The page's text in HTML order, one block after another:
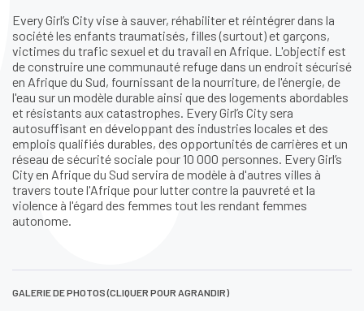
Every Girl’s City vise à sauver, réhabiliter et réintégrer dans la
société les enfants traumatisés, filles (surtout) et garçons,
victimes du trafic sexuel et du travail en Afrique. L'objectif est
de construire une communauté refuge dans un endroit sécurisé
en Afrique du Sud, fournissant de la nourriture, de l'énergie, de
l'eau sur un modèle durable ainsi que des logements abordables
et résistants aux catastrophes. Every Girl’s City sera
autosuffisant en développant des industries locales et des
emplois qualifiés durables, des opportunités de carrières et un
réseau de sécurité sociale pour 10 000 personnes. Every Girl’s
City en Afrique du Sud servira de modèle à d'autres villes à
travers toute l'Afrique pour lutter contre la pauvreté et la
violence à l'égard des femmes tout les rendant femmes
autonome.
GALERIE DE PHOTOS (CLIQUER POUR AGRANDIR)